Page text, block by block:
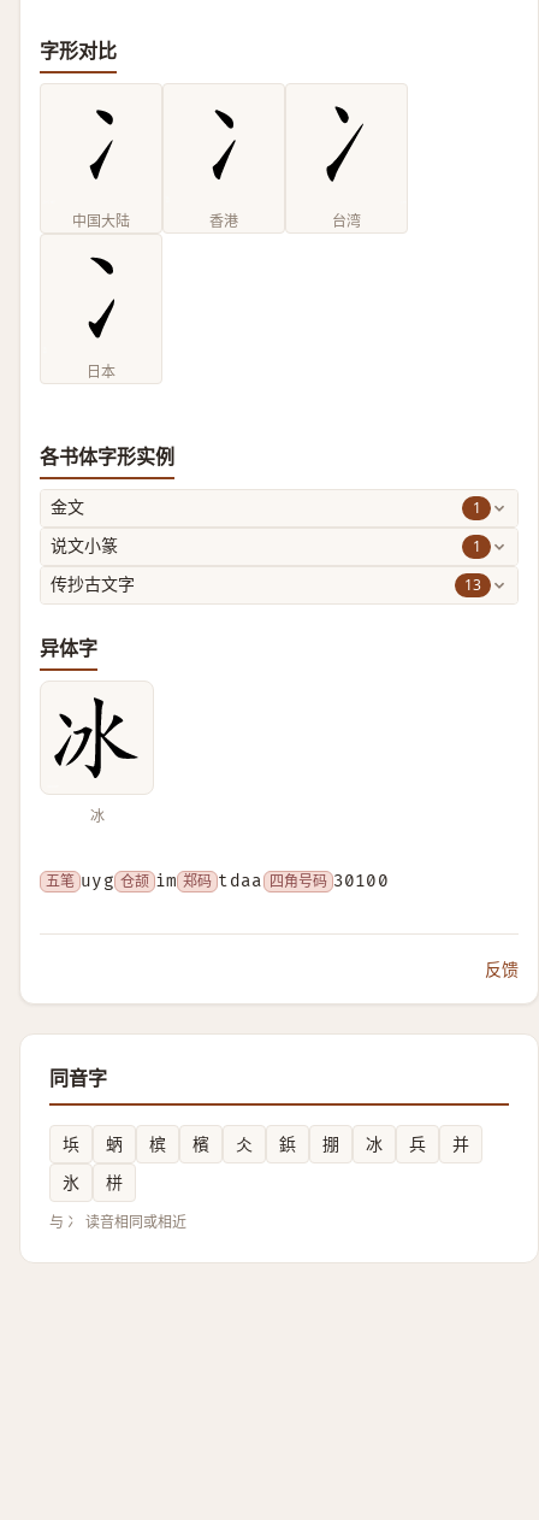
字形对比
中国大陆 香港 台湾
日本
各书体字形实例
金文 1
说文小篆 1
传抄古文字 13
异体字
冰
五笔 uyg 仓颉 im 郑码 tdaa 四角号码 30100
反馈
同音字
㙃 蛃 槟 檳 仌 鋲 掤 冰 兵
并
氷
栟
与 冫 读音相同或相近